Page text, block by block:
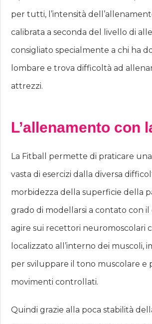
per tutti, l’intensità
calibrata a seconda del livello di
consigliato specialmente a chi ha
lombare e trova difficoltà ad
attrezzi.
L’allenamento con
La Fitball permette di praticare
vasta di esercizi dalla diversa
morbidezza della superficie della
grado di modellarsi a contato con il
agire sui recettori neuromoscolari
localizzato all’interno dei muscoli,
per sviluppare il tono muscolare e
movimenti controllati.
Quindi grazie alla poca stabilità